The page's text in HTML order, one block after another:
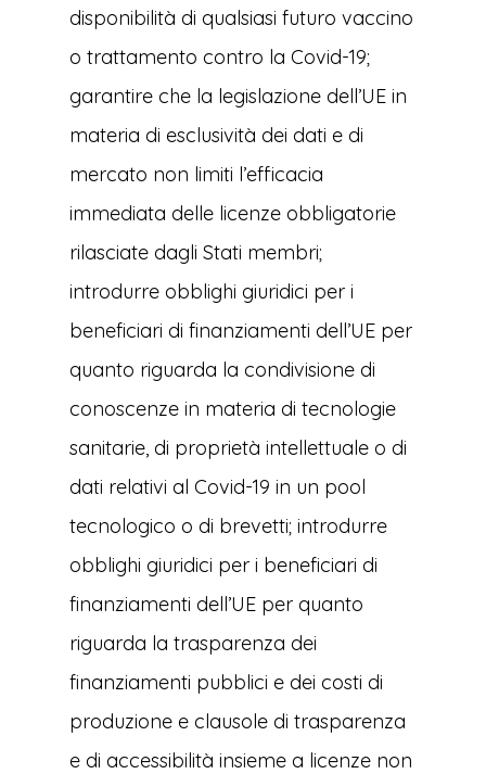
disponibilità di qualsiasi futuro vaccino
o trattamento contro la Covid-19;
garantire che la legislazione dell’UE in
materia di esclusività dei dati e di
mercato non limiti l’efficacia
immediata delle licenze obbligatorie
rilasciate dagli Stati membri;
introdurre obblighi giuridici per i
beneficiari di finanziamenti dell’UE per
quanto riguarda la condivisione di
conoscenze in materia di tecnologie
sanitarie, di proprietà intellettuale o di
dati relativi al Covid-19 in un pool
tecnologico o di brevetti; introdurre
obblighi giuridici per i beneficiari di
finanziamenti dell’UE per quanto
riguarda la trasparenza dei
finanziamenti pubblici e dei costi di
produzione e clausole di trasparenza
e di accessibilità insieme a licenze non